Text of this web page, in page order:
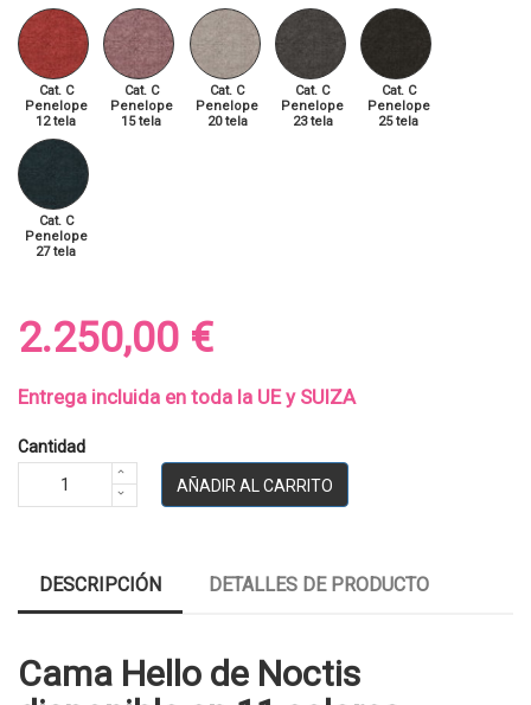
Cat. C
Penelope
12 tela
Cat. C
Penelope
15 tela
Cat. C
Penelope
20 tela
Cat. C
Penelope
23 tela
Cat. C
Penelope
25 tela
Cat. C
Penelope
27 tela
2.250,00 €
Entrega incluida en toda la UE y SUIZA
Cantidad
AÑADIR AL CARRITO
DESCRIPCIÓN DETALLES DE PRODUCTO
Cama Hello de Noctis